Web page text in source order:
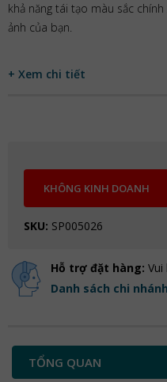
khả năng tái tạo màu sắc
ảnh của bạn.
+ Xem chi tiết
KHÔNG KINH DOANH
SKU: SP005026
Hỗ trợ đặt hàng: Vui
Danh sách chi nhánh
TỔNG QUAN